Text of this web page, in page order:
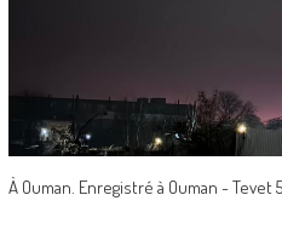
À Ouman. Enregistré à Ouman - Tevet